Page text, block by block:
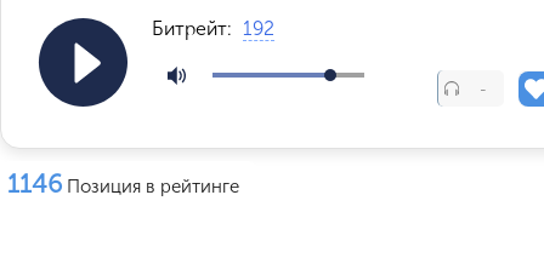
Битрейт: 192
-
1146 Позиция в рейтинге